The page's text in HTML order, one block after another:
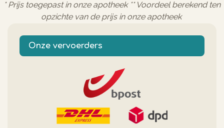
* Prijs toegepast in onze apotheek ** Voordeel berekend ten
opzichte van de prijs in onze apotheek
Onze vervoerders